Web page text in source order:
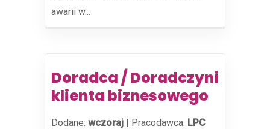
awarii w...
Doradca / Doradczyni
klienta biznesowego
Dodane: wczoraj | Pracodawca: LPC